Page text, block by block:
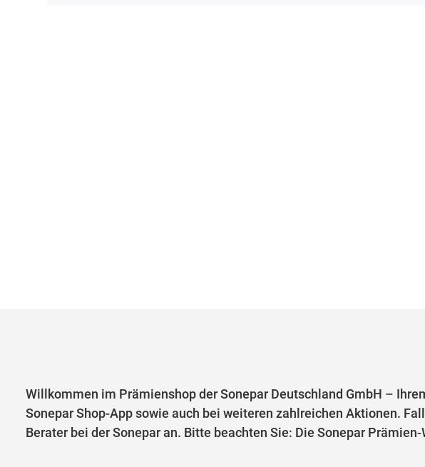
Willkommen im Prämienshop der Sonepar Deutschland GmbH –
Sonepar Shop-App sowie auch bei weiteren zahlreichen Aktionen.
Berater bei der Sonepar an. Bitte beachten Sie: Die Sonepar